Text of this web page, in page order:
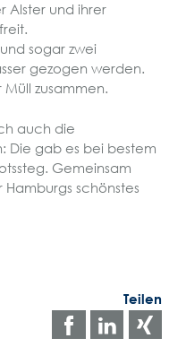
Alster und ihrer
sogar zwei
gezogen werden.
Müll zusammen.
auch die
Die gab es bei bestem
Gemeinsam
schönstes
Teilen
Auf
Auf